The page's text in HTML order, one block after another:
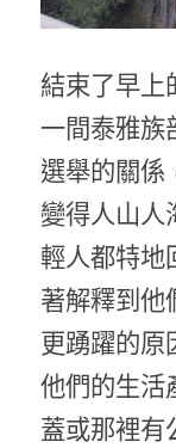
結束了早上
一間泰雅族
選舉的關係
變得人山人
輕人都特地
著解釋到他
更踴躍的原
他們的生活
蓋或那裡有